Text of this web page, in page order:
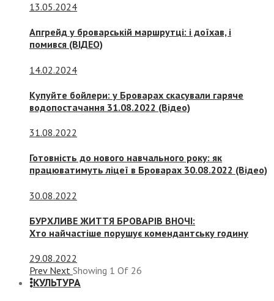
13.05.2024
Апгрейд у броварській маршрутці: і доїхав, і
помився (ВІДЕО)
14.02.2024
Купуйте бойлери: у Броварах скасували гаряче
водопостачання 31.08.2022 (Відео)
31.08.2022
Готовність до нового навчального року: як
працюватимуть ліцеї в Броварах 30.08.2022 (Відео)
30.08.2022
БУРХЛИВЕ ЖИТТЯ БРОВАРІВ ВНОЧІ:
Хто найчастіше порушує комендантську годину
29.08.2022
Prev Next Showing 1 Of 26
КУЛЬТУРА